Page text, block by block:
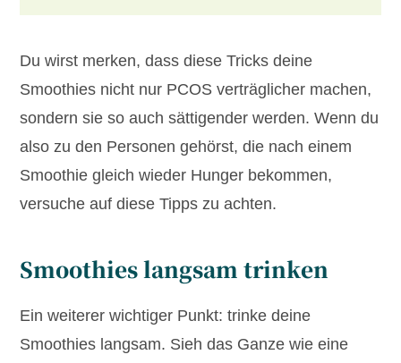
Du wirst merken, dass diese Tricks deine
Smoothies nicht nur PCOS verträglicher machen,
sondern sie so auch sättigender werden. Wenn du
also zu den Personen gehörst, die nach einem
Smoothie gleich wieder Hunger bekommen,
versuche auf diese Tipps zu achten.
Smoothies langsam trinken
Ein weiterer wichtiger Punkt: trinke deine
Smoothies langsam. Sieh das Ganze wie eine